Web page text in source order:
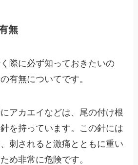
無
際に必ず知っておきたいの
有無についてです。
アカエイなどは、尾の付け根
を持っています。この針には
刺されると激痛とともに重い
め非常に危険です。